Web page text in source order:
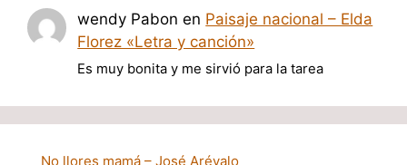
wendy Pabon en Paisaje nacional – Elda
Florez «Letra y canción»
Es muy bonita y me sirvió para la tarea
No llores mamá – José Arévalo